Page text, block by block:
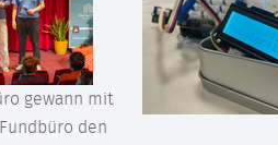
gewann mit
den